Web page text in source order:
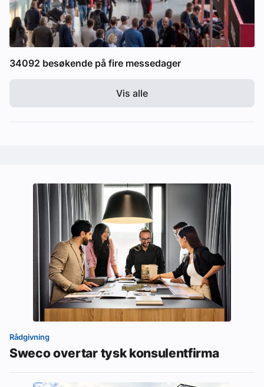
34092 besøkende på fire messedager
Vis alle
Rådgivning
Sweco overtar tysk konsulentfirma